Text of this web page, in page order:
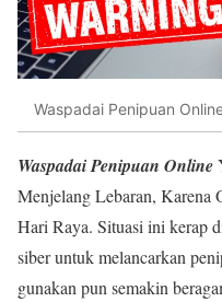
Waspadai Penipuan
Waspadai Penipuan Online
Menjelang Lebaran, Karena
Hari Raya. Situasi ini kerap
siber untuk melancarkan
gunakan pun semakin